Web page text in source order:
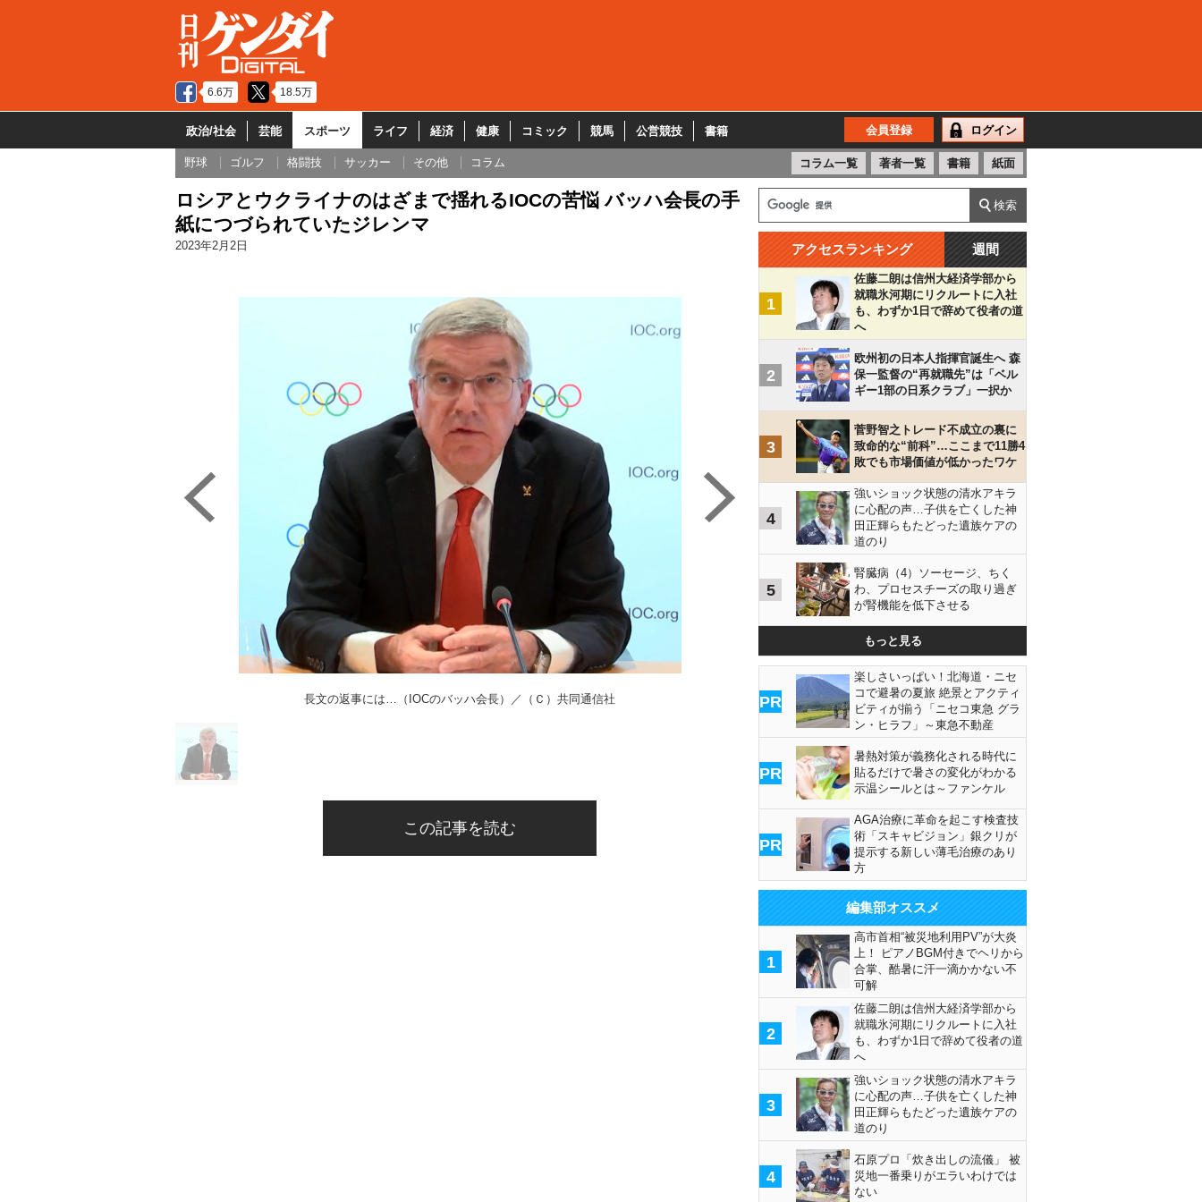
6.6万 18.5万
政治/社会 芸能 スポーツ ライフ 経済 健康 コミック 競馬 公営競技 書籍 会員登録 ログイン
野球 ゴルフ 格闘技 サッカー その他 コラム コラム一覧 著者一覧 書籍 紙面
ロシアとウクライナのはざまで揺れるIOCの苦悩 バッハ会長の手
紙につづられていたジレンマ
2023年2月2日
長文の返事には…（IOCのバッハ会長）／（Ｃ）共同通信社
この記事を読む
アクセスランキング 週間
1
佐藤二朗は信州大経済学部から
就職氷河期にリクルートに入社
も、わずか1日で辞めて役者の道
へ
2
欧州初の日本人指揮官誕生へ 森
保一監督の“再就職先”は「ベル
ギー1部の日系クラブ」一択か
3
菅野智之トレード不成立の裏に
致命的な“前科”…ここまで11勝4
敗でも市場価値が低かったワケ
4
強いショック状態の清水アキラ
に心配の声…子供を亡くした神
田正輝らもたどった遺族ケアの
道のり
5
腎臓病（4）ソーセージ、ちく
わ、プロセスチーズの取り過ぎ
が腎機能を低下させる
もっと見る
PR
楽しさいっぱい！北海道・ニセ
コで避暑の夏旅 絶景とアクティ
ビティが揃う「ニセコ東急 グラ
ン・ヒラフ」～東急不動産
PR
暑熱対策が義務化される時代に
貼るだけで暑さの変化がわかる
示温シールとは～ファンケル
PR
AGA治療に革命を起こす検査技
術「スキャビジョン」銀クリが
提示する新しい薄毛治療のあり
方
編集部オススメ
1
高市首相“被災地利用PV”が大炎
上！ ピアノBGM付きでヘリから
合掌、酷暑に汗一滴かかない不
可解
2
佐藤二朗は信州大経済学部から
就職氷河期にリクルートに入社
も、わずか1日で辞めて役者の道
へ
3
強いショック状態の清水アキラ
に心配の声…子供を亡くした神
田正輝らもたどった遺族ケアの
道のり
4
石原プロ「炊き出しの流儀」 被
災地一番乗りがエラいわけでは
ない